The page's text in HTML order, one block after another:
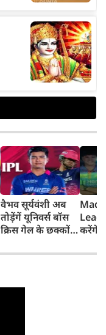
वैभव सूर्यवंशी अब
तोड़ेंगें यूनिवर्स बॉस
क्रिस गेल के छक्कों
करेंगे
टीम में